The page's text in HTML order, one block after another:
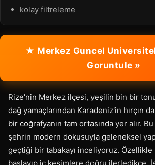
kolay filtreleme
★ Merkez Guncel
Goruntule »
Rize'nin Merkez ilçesi, yeşilin bin bir
dağ yamaçlarından Karadeniz'in hırçın
bir coğrafyanın tam ortasında yer alır. Bu
şehrin modern dokusuyla geleneksel
geçtiği bir tabakayı inceliyoruz.